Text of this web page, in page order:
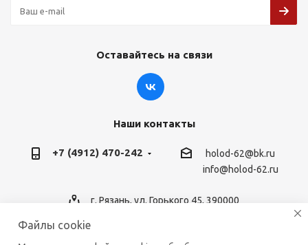
Оставайтесь на связи
Наши контакты
+7 (4912) 470-242
holod-62@bk.ru
info@holod-62.ru
г. Рязань, ул. Горького 45, 390000
Файлы cookie